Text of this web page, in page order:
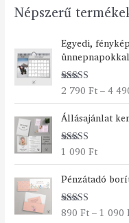
Népszerű
Egyedi,
Értékelés:
2 790Ft – 4
Állásajánlat
Értékelés:
1 090Ft
Pénzátadó
Értékelés:
890Ft – 1 090